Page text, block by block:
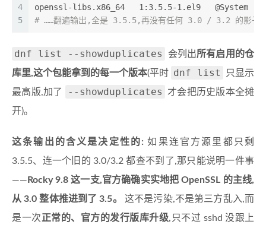
4
5
openssl-libs.x86_64   1:3.5.5-1.el9   @System
# ……翻遍输出,全是 3.5.5,再没有任何 3.0 / 3.2 的影子
dnf list --showduplicates 会列出所有启用的仓
库里,这个包能拿到的每一个版本(平时 dnf list
只显示
最高版,加了
--showduplicates
才会把历史版本全摊
开)。
这条输出的含义是决定性的: 如果连官方源里都只剩
3.5.5、连一个旧的 3.0/3.2 都查不到了,那只能说明一件事
—— Rocky 9.8 这一支,官方确确实实地把 OpenSSL 的主线,
从 3.0 整体推进到了 3.5。
这不是污染,不是第三方乱入,而
是一次正常的、官方的发行版库升级,只不过 sshd 没跟上